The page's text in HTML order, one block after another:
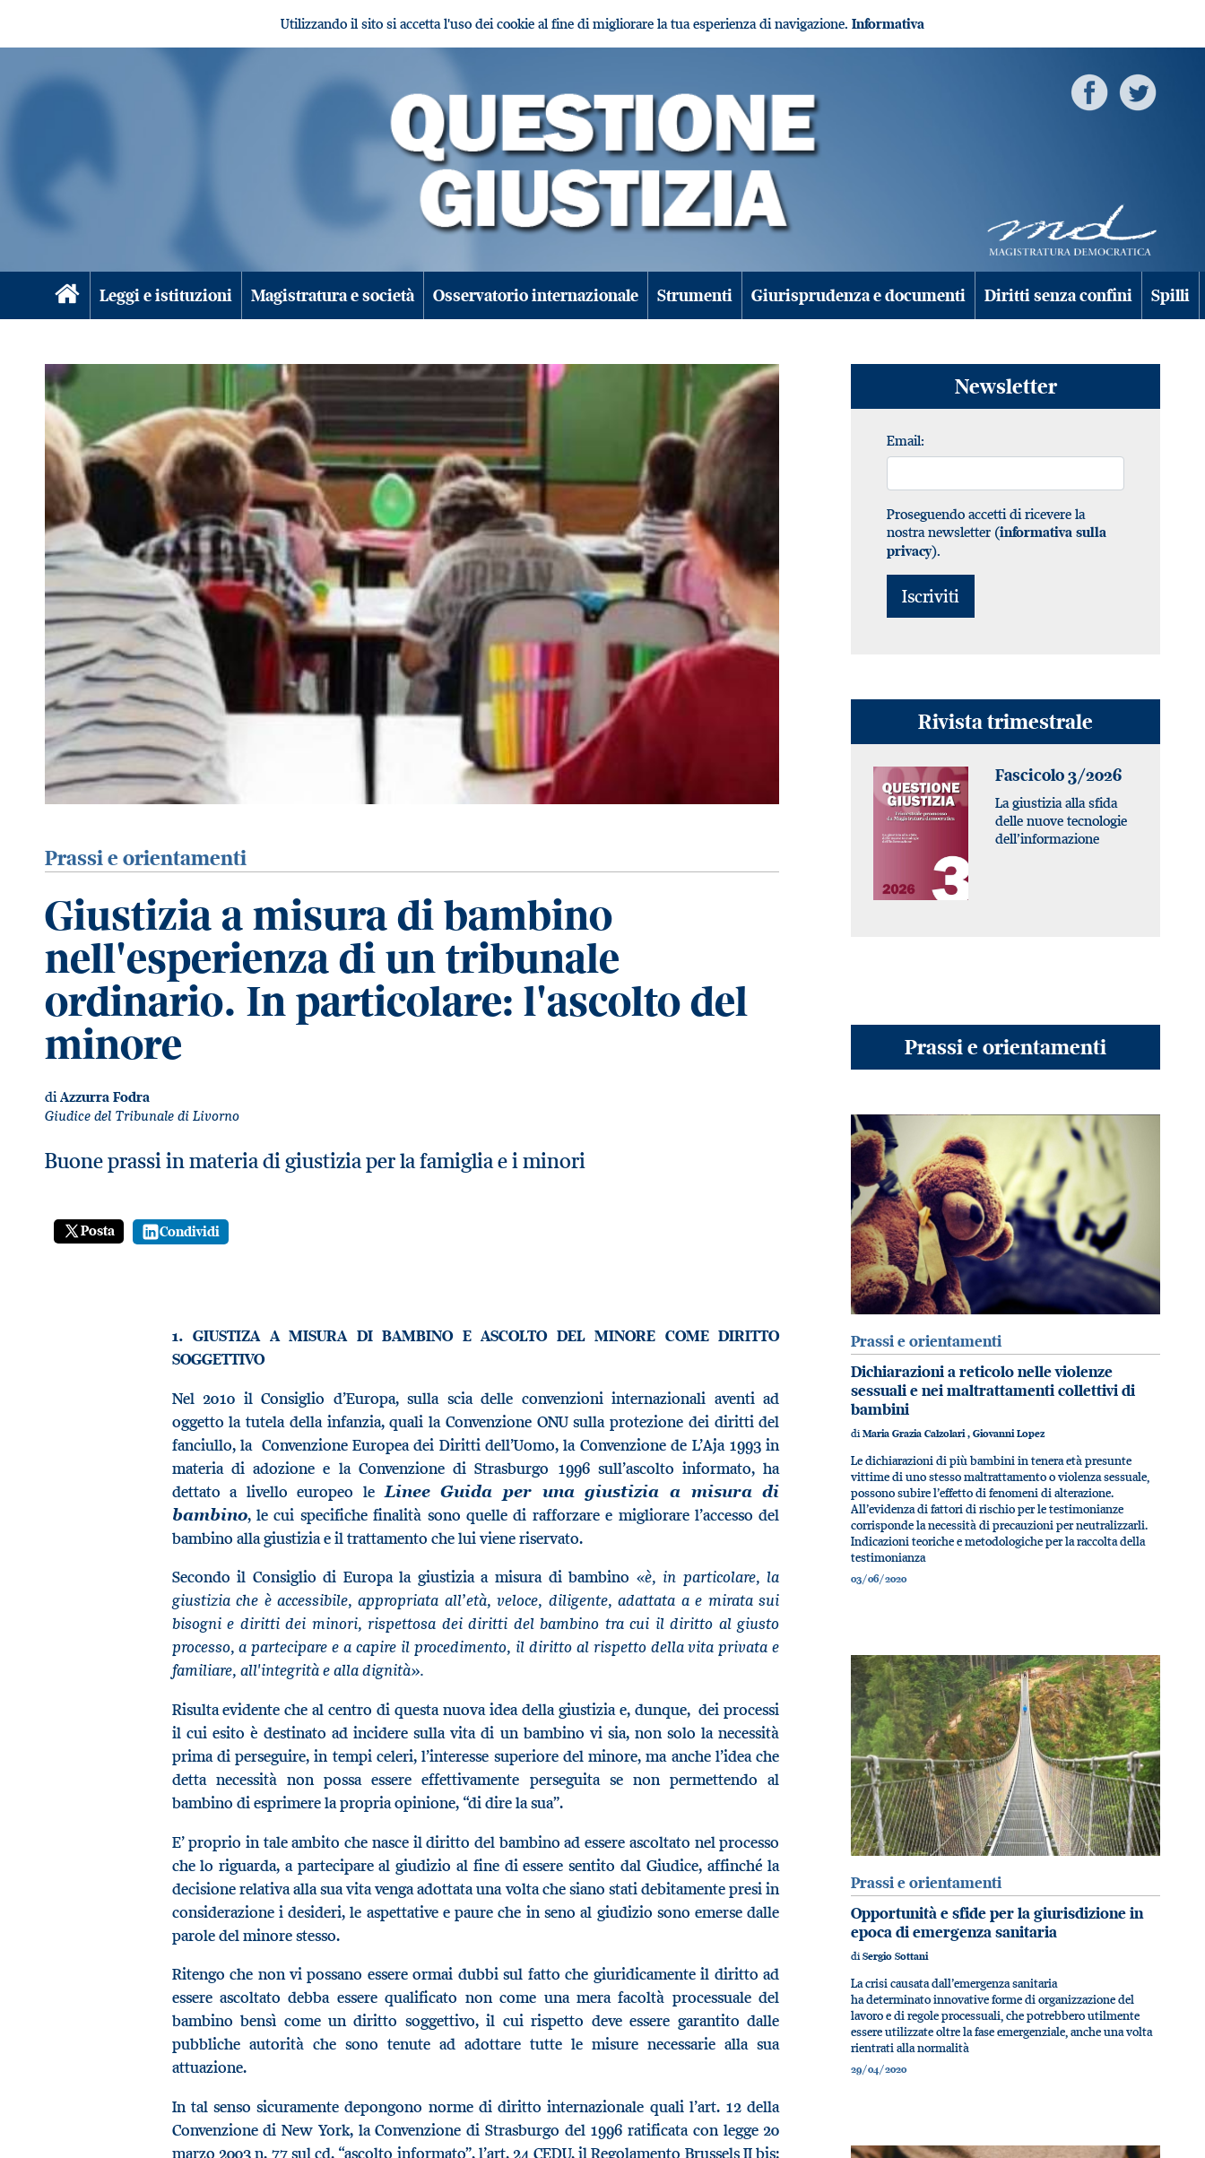
Utilizzando il sito si accetta l'uso dei cookie al fine di migliorare la tua esperienza di navigazione. Informativa
Leggi e istituzioni Magistratura e società Osservatorio internazionale Strumenti Giurisprudenza e documenti Diritti senza confini Spilli
Prassi e orientamenti
Giustizia a misura di bambino
nell'esperienza di un tribunale
ordinario. In particolare: l'ascolto del
minore
di Azzurra Fodra
Giudice del Tribunale di Livorno
Buone prassi in materia di giustizia per la famiglia e i minori
Posta Condividi
1. GIUSTIZA A MISURA DI BAMBINO E ASCOLTO DEL MINORE COME DIRITTO
SOGGETTIVO
Nel 2010 il Consiglio d’Europa, sulla scia delle convenzioni internazionali aventi ad
oggetto la tutela della infanzia, quali la Convenzione ONU sulla protezione dei diritti del
fanciullo, la Convenzione Europea dei Diritti dell’Uomo, la Convenzione de L’Aja 1993 in
materia di adozione e la Convenzione di Strasburgo 1996 sull’ascolto informato, ha
dettato a livello europeo leLinee Guida per una giustizia a misura di
bambino, le cui specifiche finalità sono quelle di rafforzare e migliorare l’accesso del
bambino alla giustizia e il trattamento che lui viene riservato.
Secondo il Consiglio di Europa la giustizia a misura di bambino «è, in particolare, la
giustizia che è accessibile, appropriata all’età, veloce, diligente, adattata a e mirata sui
bisogni e diritti dei minori, rispettosa dei diritti del bambino tra cui il diritto al giusto
processo, a partecipare e a capire il procedimento, il diritto al rispetto della vita privata e
familiare, all'integrità e alla dignità».
Risulta evidente che al centro di questa nuova idea della giustizia e, dunque, dei processi
il cui esito è destinato ad incidere sulla vita di un bambino vi sia, non solo la necessità
prima di perseguire, in tempi celeri, l’interesse superiore del minore, ma anche l’idea che
detta necessità non possa essere effettivamente perseguita se non permettendo al
bambino di esprimere la propria opinione, “di dire la sua”.
E’ proprio in tale ambito che nasce il diritto del bambino ad essere ascoltato nel processo
che lo riguarda, a partecipare al giudizio al fine di essere sentito dal Giudice, affinché la
decisione relativa alla sua vita venga adottata una volta che siano stati debitamente presi in
considerazione i desideri, le aspettative e paure che in seno al giudizio sono emerse dalle
parole del minore stesso.
Ritengo che non vi possano essere ormai dubbi sul fatto che giuridicamente il diritto ad
essere ascoltato debba essere qualificato non come una mera facoltà processuale del
bambino bensì come un diritto soggettivo, il cui rispetto deve essere garantito dalle
pubbliche autorità che sono tenute ad adottare tutte le misure necessarie alla sua
attuazione.
In tal senso sicuramente depongono norme di diritto internazionale quali l’art. 12 della
Convenzione di New York, la Convenzione di Strasburgo del 1996 ratificata con legge 20
marzo 2003 n. 77 sul cd. “ascolto informato”, l’art. 24 CEDU, il Regolamento Brussels II bis:
Newsletter
Email:
Proseguendo accetti di ricevere la
nostra newsletter (informativa sulla
privacy).
Rivista trimestrale
Fascicolo 3/2026
La giustizia alla sfida
delle nuove tecnologie
dell’informazione
Prassi e orientamenti
Prassi e orientamenti
Dichiarazioni a reticolo nelle violenze
sessuali e nei maltrattamenti collettivi di
bambini
diMaria Grazia Calzolari,Giovanni Lopez
Le dichiarazioni di più bambini in tenera età presunte
vittime di uno stesso maltrattamento o violenza sessuale,
possono subire l’effetto di fenomeni di alterazione.
All’evidenza di fattori di rischio per le testimonianze
corrisponde la necessità di precauzioni per neutralizzarli.
Indicazioni teoriche e metodologiche per la raccolta della
testimonianza
03/06/2020
Prassi e orientamenti
Opportunità e sfide per la giurisdizione in
epoca di emergenza sanitaria
diSergio Sottani
La crisi causata dall’emergenza sanitaria
ha determinato innovative forme di organizzazione del
lavoro e di regole processuali, che potrebbero utilmente
essere utilizzate oltre la fase emergenziale, anche una volta
rientrati alla normalità
29/04/2020